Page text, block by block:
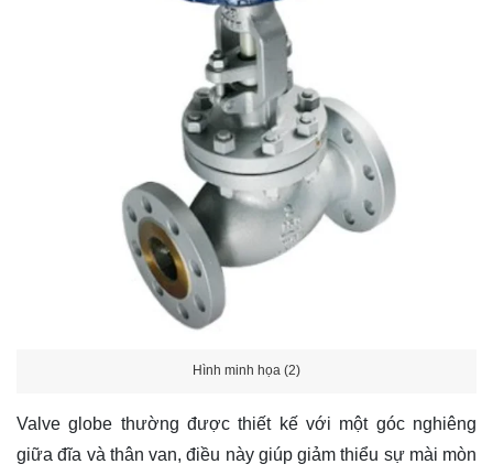
Hình minh họa (2)
Valve globe thường được thiết kế với một góc nghiêng
giữa đĩa và thân van, điều này giúp giảm thiểu sự mài mòn